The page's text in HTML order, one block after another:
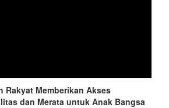
Rakyat Memberikan Akses
dan Merata untuk Anak Bangsa